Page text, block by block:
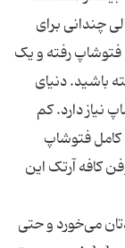
چندانی برای
فتوشاپ رفته و یک
باشید. دنیای
نیاز دارد. کم
کامل فتوشاپ
کافه آرتک این
می‌خورد و حتی